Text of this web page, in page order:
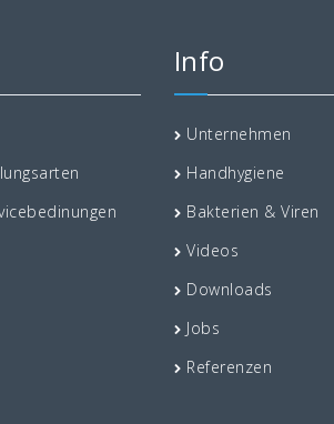
Info
Unternehmen
Handhygiene
Bakterien & Viren
Videos
Downloads
Jobs
Referenzen